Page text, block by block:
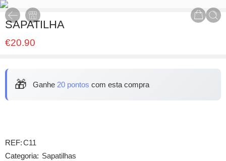
SAPATILHA
€20.90
🎁 Ganhe 20 pontos com esta compra
REF:C11
Categoria: Sapatilhas